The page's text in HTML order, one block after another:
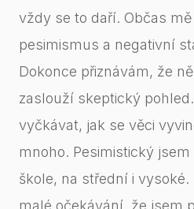
vždy se to daří. Občas
pesimismus a negativní
Dokonce přiznávám, že
zaslouží skeptický
vyčkávat, jak se věci
mnoho. Pesimistický
škole, na střední i vysoké.
malé očekávání, že jsem